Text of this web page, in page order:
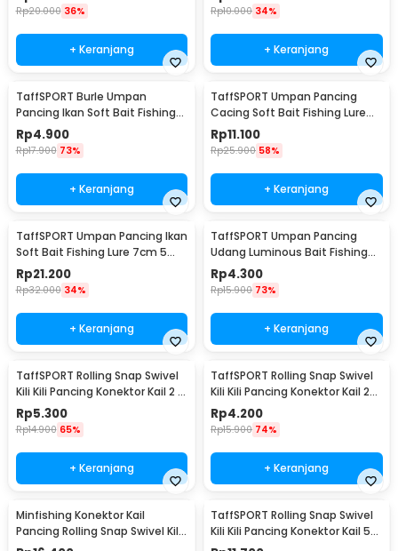
Rp20.000 36%
+ Keranjang
Rp10.000 34%
+ Keranjang
TaffSPORT Burle Umpan
Pancing Ikan Soft Bait Fishing
Lure 7cm 10PCS - L72
Rp4.900
Rp17.900 73%
+ Keranjang
TaffSPORT Umpan Pancing
Cacing Soft Bait Fishing Lure
1.75g 7 PCS
Rp11.100
Rp25.900 58%
+ Keranjang
TaffSPORT Umpan Pancing Ikan
Soft Bait Fishing Lure 7cm 5
PCS - TY-BA58
Rp21.200
Rp32.000 34%
+ Keranjang
TaffSPORT Umpan Pancing
Udang Luminous Bait Fishing
Lure 8cm
Rp4.300
Rp15.900 73%
+ Keranjang
TaffSPORT Rolling Snap Swivel
Kili Kili Pancing Konektor Kail 2 8
PCS - S20
Rp5.300
Rp14.900 65%
+ Keranjang
TaffSPORT Rolling Snap Swivel
Kili Kili Pancing Konektor Kail 2
10 PCS - S20
Rp4.200
Rp15.900 74%
+ Keranjang
Minfishing Konektor Kail
Pancing Rolling Snap Swivel Kili
100 PCS 6# - YH12
TaffSPORT Rolling Snap Swivel
Kili Kili Pancing Konektor Kail 50
PCS Size 12 - MRH10